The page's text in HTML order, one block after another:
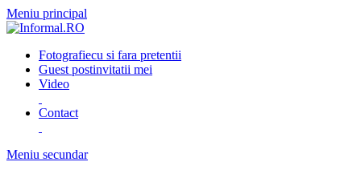
Meniu principal
Fotografiecu si fara pretentii
Guest postinvitatii mei
Video
Contact
Meniu secundar